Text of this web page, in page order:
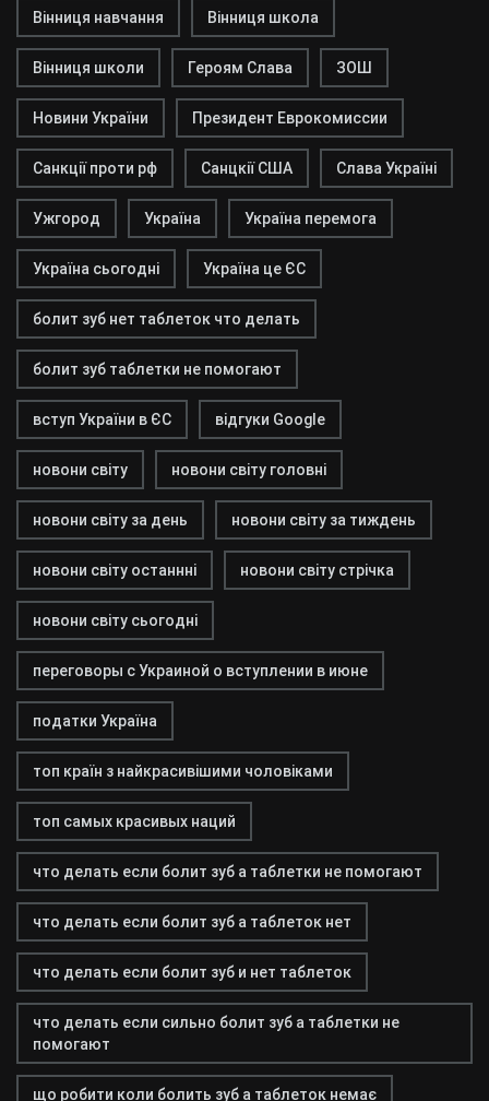
Вінниця навчання Вінниця школа
Вінниця школи Героям Слава ЗОШ
Новини України Президент Еврокомиссии
Санкції проти рф Санцкії США Слава Україні
Ужгород Україна Україна перемога
Україна сьогодні Україна це ЄС
болит зуб нет таблеток что делать
болит зуб таблетки не помогают
вступ України в ЄС відгуки Google
новони світу новони світу головні
новони світу за день новони світу за тиждень
новони світу останнні новони світу стрічка
новони світу сьогодні
переговоры с Украиной о вступлении в июне
податки Україна
топ країн з найкрасивішими чоловіками
топ самых красивых наций
что делать если болит зуб а таблетки не помогают
что делать если болит зуб а таблеток нет
что делать если болит зуб и нет таблеток
что делать если сильно болит зуб а таблетки не
помогают
що робити коли болить зуб а таблеток немає